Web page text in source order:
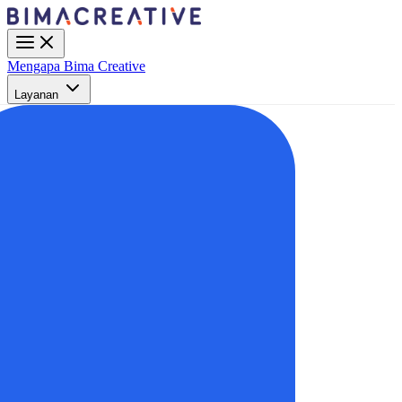
Mengapa Bima Creative
Layanan